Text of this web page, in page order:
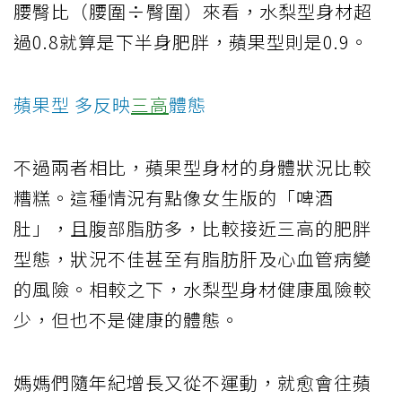
腰臀比（腰圍÷臀圍）來看，水梨型身材超
過0.8就算是下半身肥胖，蘋果型則是0.9。
蘋果型 多反映三高體態
不過兩者相比，蘋果型身材的身體狀況比較
糟糕。這種情況有點像女生版的「啤酒
肚」，且腹部脂肪多，比較接近三高的肥胖
型態，狀況不佳甚至有脂肪肝及心血管病變
的風險。相較之下，水梨型身材健康風險較
少，但也不是健康的體態。
媽媽們隨年紀增長又從不運動，就愈會往蘋